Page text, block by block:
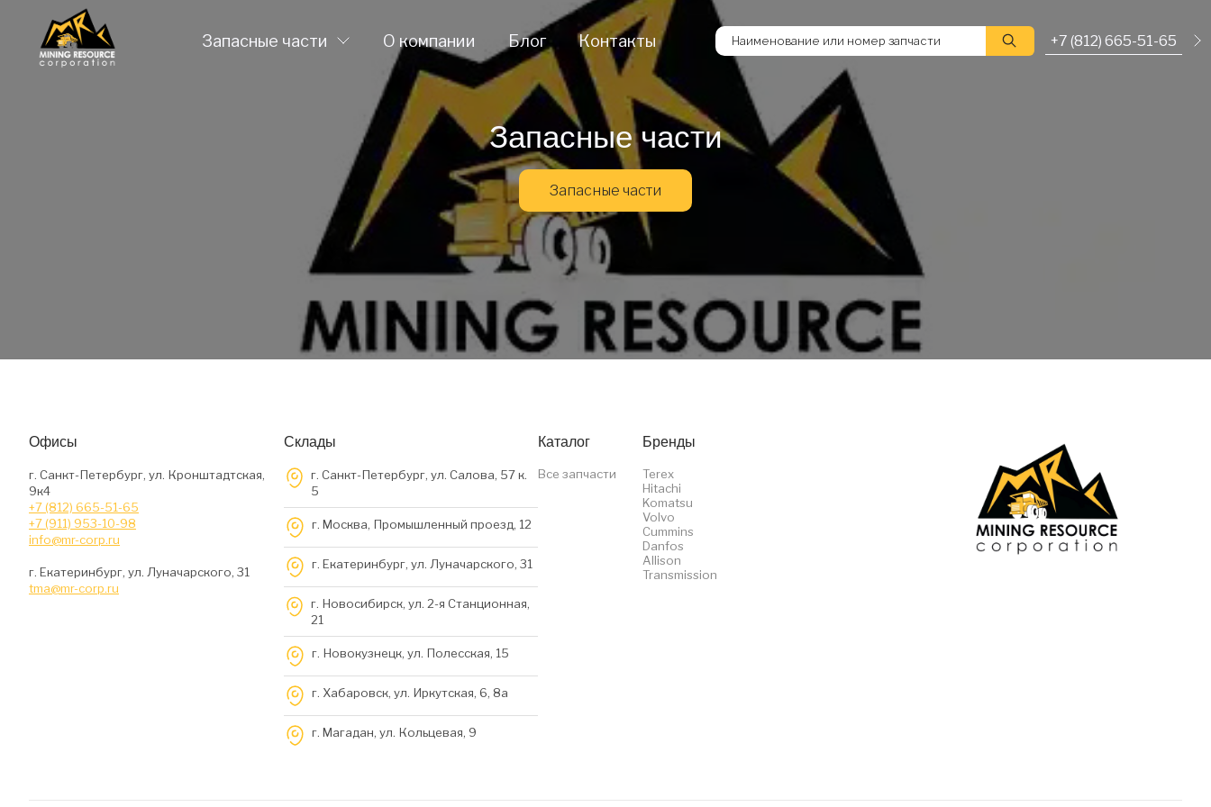
Запасные части О компании Блог Контакты Наименование или номер запчасти +7 (812) 665-51-65
Запасные части
Запасные части
Офисы
г. Санкт-Петербург, ул. Кронштадтская,
9к4
+7 (812) 665-51-65
+7 (911) 953-10-98
info@mr-corp.ru
г. Екатеринбург, ул. Луначарского, 31
tma@mr-corp.ru
Склады
г. Санкт-Петербург, ул. Салова, 57 к.
5
г. Москва, Промышленный проезд, 12
г. Екатеринбург, ул. Луначарского, 31
г. Новосибирск, ул. 2-я Станционная,
21
г. Новокузнецк, ул. Полесская, 15
г. Хабаровск, ул. Иркутская, 6, 8a
г. Магадан, ул. Кольцевая, 9
Каталог
Все запчасти
Бренды
Terex
Hitachi
Komatsu
Volvo
Cummins
Danfos
Allison
Transmission